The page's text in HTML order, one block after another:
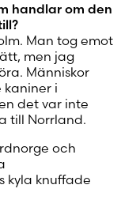
handlar om den
Man tog emot
men jag
Människor
kaniner i
det var inte
till Norrland.
och
kyla knuffade